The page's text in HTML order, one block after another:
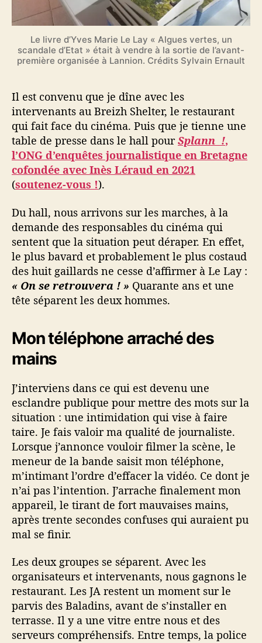
Le livre d’Yves Marie Le Lay « Algues vertes, un
scandale d’Etat » était à vendre à la sortie de l’avant-
première organisée à Lannion. Crédits Sylvain Ernault
Il est convenu que je dîne avec les
intervenants au Breizh Shelter, le restaurant
qui fait face du cinéma. Puis que je tienne une
table de presse dans le hall pourSplann !,
l’ONG d’enquêtes journalistique en Bretagne
cofondée avec Inès Léraud en 2021
(soutenez-vous !).
Du hall, nous arrivons sur les marches, à la
demande des responsables du cinéma qui
sentent que la situation peut déraper. En effet,
le plus bavard et probablement le plus costaud
des huit gaillards ne cesse d’affirmer à Le Lay :
« On se retrouvera ! » Quarante ans et une
tête séparent les deux hommes.
Mon téléphone arraché des
mains
J’interviens dans ce qui est devenu une
esclandre publique pour mettre des mots sur la
situation : une intimidation qui vise à faire
taire. Je fais valoir ma qualité de journaliste.
Lorsque j’annonce vouloir filmer la scène, le
meneur de la bande saisit mon téléphone,
m’intimant l’ordre d’effacer la vidéo. Ce dont je
n’ai pas l’intention. J’arrache finalement mon
appareil, le tirant de fort mauvaises mains,
après trente secondes confuses qui auraient pu
mal se finir.
Les deux groupes se séparent. Avec les
organisateurs et intervenants, nous gagnons le
restaurant. Les JA restent un moment sur le
parvis des Baladins, avant de s’installer en
terrasse. Il y a une vitre entre nous et des
serveurs compréhensifs. Entre temps, la police